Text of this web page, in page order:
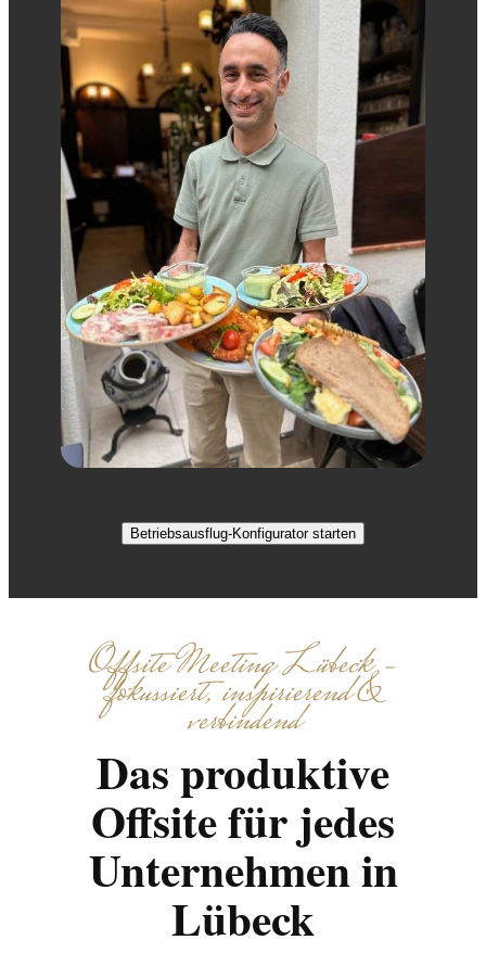
Betriebsausflug-Konfigurator starten
Offsite Meeting Lübeck –
fokussiert, inspirierend &
verbindend
Das produktive
Offsite für jedes
Unternehmen in
Lübeck